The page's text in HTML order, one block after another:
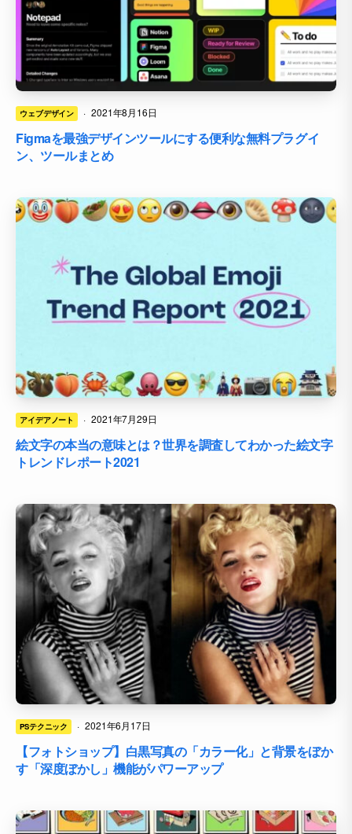
ウェブデザイン · 2021年8月16日
Figmaを最強デザインツールにする便利な無料プラグイ
ン、ツールまとめ
アイデアノート · 2021年7月29日
絵文字の本当の意味とは？世界を調査してわかった絵文字
トレンドレポート2021
PSテクニック · 2021年6月17日
【フォトショップ】白黒写真の「カラー化」と背景をぼか
す「深度ぼかし」機能がパワーアップ